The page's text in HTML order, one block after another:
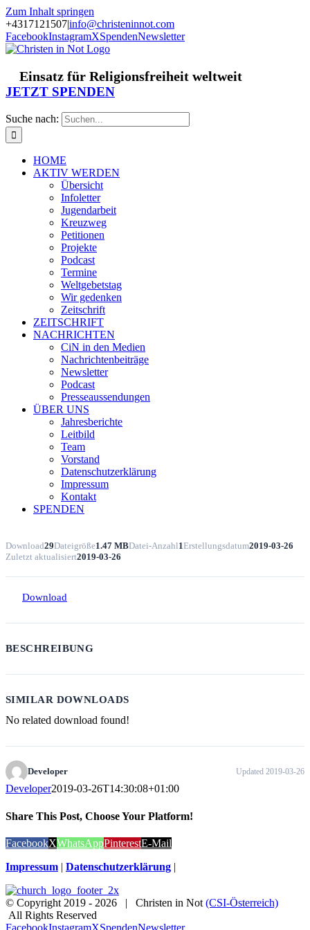
Zum Inhalt springen
+4317121507|info@christeninnot.com
FacebookInstagramXSpendenNewsletter
Einsatz für Religionsfreiheit weltweit
JETZT SPENDEN
Suche nach:
HOME
AKTIV WERDEN
Übersicht
Infoletter
Jugendarbeit
Kreuzweg
Petitionen
Projekte
Podcast
Termine
Weltgebetstag
Wir gedenken
Zeitschrift
ZEITSCHRIFT
NACHRICHTEN
CiN in den Medien
Nachrichtenbeiträge
Newsletter
Podcast
Presseaussendungen
ÜBER UNS
Jahresberichte
Leitbild
Team
Vorstand
Datenschutzerklärung
Impressum
Kontakt
SPENDEN
Download29Dateigröße1.47 MBDatei-Anzahl1Erstellungsdatum2019-03-26
Zuletzt aktualisiert2019-03-26
Download
BESCHREIBUNG
SIMILAR DOWNLOADS
No related download found!
Developer Updated 2019-03-26
Developer2019-03-26T14:30:08+01:00
Share This Post, Choose Your Platform!
FacebookXWhatsAppPinterestE-Mail
Impressum | Datenschutzerklärung |
© Copyright 2019 - 2026 | Christen in Not (CSI-Österreich)
All Rights Reserved
FacebookInstagramXSpendenNewsletter